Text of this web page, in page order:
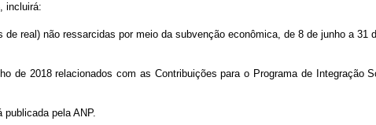
incluirá:
real) não ressarcidas por meio da subvenção econômica, de 8 de junho a
de 2018 relacionados com as Contribuições para o Programa de
publicada pela ANP.